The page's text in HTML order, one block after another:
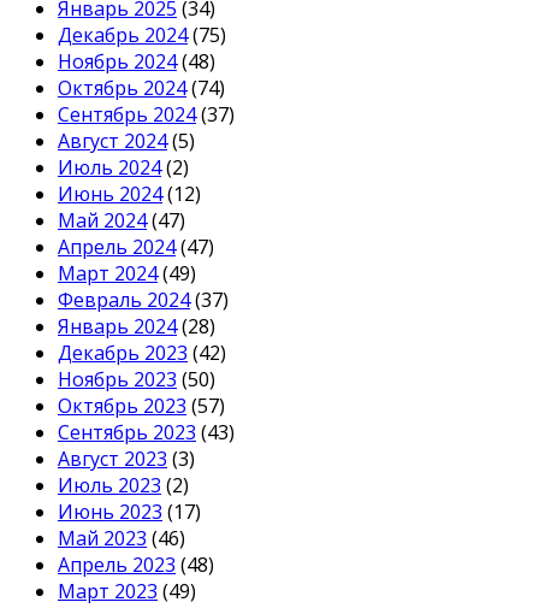
Январь 2025 (34)
Декабрь 2024(75)
Ноябрь 2024(48)
Октябрь 2024(74)
Сентябрь 2024(37)
Август 2024(5)
Июль 2024(2)
Июнь 2024(12)
Май 2024(47)
Апрель 2024(47)
Март 2024(49)
Февраль 2024(37)
Январь 2024(28)
Декабрь 2023 (42)
Ноябрь 2023 (50)
Октябрь 2023 (57)
Сентябрь 2023 (43)
Август 2023 (3)
Июль 2023 (2)
Июнь 2023 (17)
Май 2023 (46)
Апрель 2023 (48)
Март 2023 (49)